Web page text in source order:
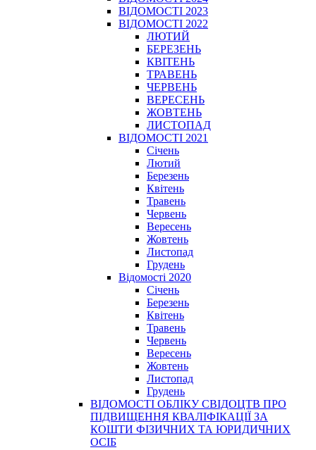
ВІДОМОСТІ 2023
ВІДОМОСТІ 2022
ЛЮТИЙ
БЕРЕЗЕНЬ
КВІТЕНЬ
ТРАВЕНЬ
ЧЕРВЕНЬ
ВЕРЕСЕНЬ
ЖОВТЕНЬ
ЛИСТОПАД
ВІДОМОСТІ 2021
Січень
Лютий
Березень
Квітень
Травень
Червень
Вересень
Жовтень
Листопад
Грудень
Відомості 2020
Січень
Березень
Квітень
Травень
Червень
Вересень
Жовтень
Листопад
Грудень
ВІДОМОСТІ ОБЛІКУ СВІДОЦТВ ПРО
ПІДВИЩЕННЯ КВАЛІФІКАЦІЇ ЗА
КОШТИ ФІЗИЧНИХ ТА ЮРИДИЧНИХ
ОСІБ